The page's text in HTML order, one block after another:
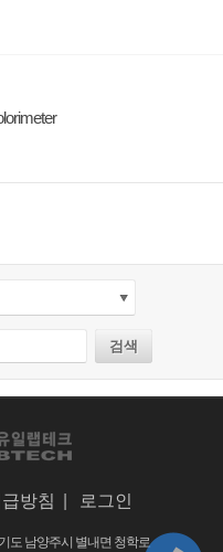
방침 로그인
도 남양주시 별내면 청학로